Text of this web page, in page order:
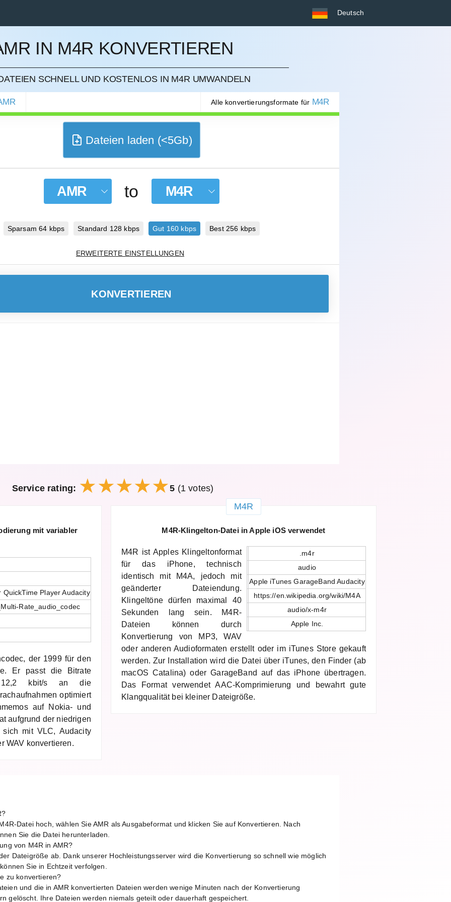
Deutsch
IN M4R KONVERTIEREN
SCHNELL UND KOSTENLOS IN M4R UMWANDELN
Alle konvertierungsformate für M4R
Dateien laden (<5Gb)
AMR to M4R
Sparsam 64 kbps Standard 128 kbps Gut 160 kbps Best 256 kbps
ERWEITERTE EINSTELLUNGEN
KONVERTIEREN
Service rating: 5 (1 votes)
mit variabler
Player Audacity
Rate_audio_codec
der 1999 für den
Er passt die Bitrate
12,2 kbit/s an die
optimiert
auf Nokia- und
aufgrund der niedrigen
sich mit VLC, Audacity
WAV konvertieren.
M4R
M4R-Klingelton-Datei in Apple iOS verwendet
.m4r
audio
Apple iTunes GarageBand Audacity
https://en.wikipedia.org/wiki/M4A
audio/x-m4r
Apple Inc.
M4R ist Apples Klingeltonformat
für das iPhone, technisch
identisch mit M4A, jedoch mit
geänderter Dateiendung.
Klingeltöne dürfen maximal 40
Sekunden lang sein. M4R-
Dateien können durch
Konvertierung von MP3, WAV
oder anderen Audioformaten erstellt oder im iTunes Store gekauft
werden. Zur Installation wird die Datei über iTunes, den Finder (ab
macOS Catalina) oder GarageBand auf das iPhone übertragen.
Das Format verwendet AAC-Komprimierung und bewahrt gute
Klangqualität bei kleiner Dateigröße.
Datei hoch, wählen Sie AMR als Ausgabeformat und klicken Sie auf Konvertieren. Nach
Sie die Datei herunterladen.
von M4R in AMR?
Dateigröße ab. Dank unserer Hochleistungsserver wird die Konvertierung so schnell wie möglich
Sie in Echtzeit verfolgen.
zu konvertieren?
und die in AMR konvertierten Dateien werden wenige Minuten nach der Konvertierung
gelöscht. Ihre Dateien werden niemals geteilt oder dauerhaft gespeichert.